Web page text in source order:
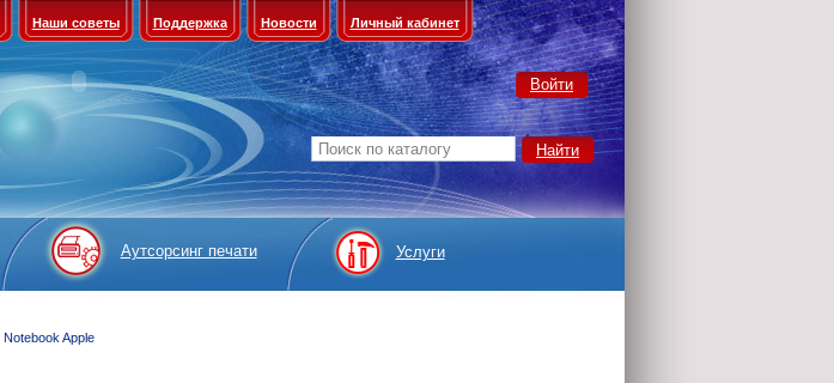
Наши советы Поддержка Новости Личный кабинет
Войти
Аутсорсинг печати Услуги
Notebook Apple